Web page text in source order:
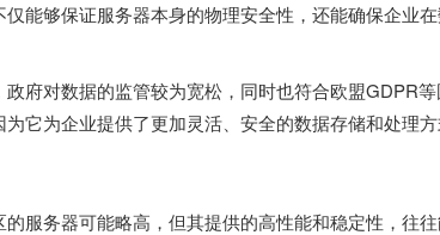
仅能够保证服务器本身的物理安全性，还能确保企业
府对数据的监管较为宽松，同时也符合欧盟GDPR
它为企业提供了更加灵活、安全的数据存储和处理方
服务器可能略高，但其提供的高性能和稳定性，往